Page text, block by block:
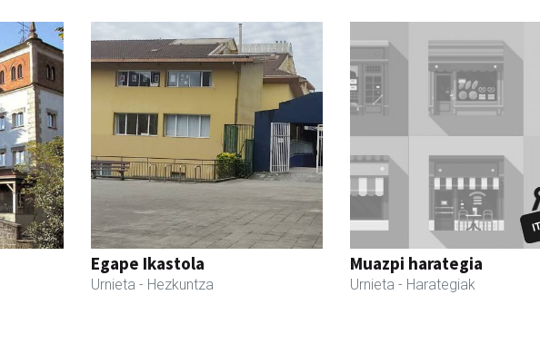
Egape Ikastola
Urnieta - Hezkuntza
Muazpi harategia
Urnieta - Harategiak